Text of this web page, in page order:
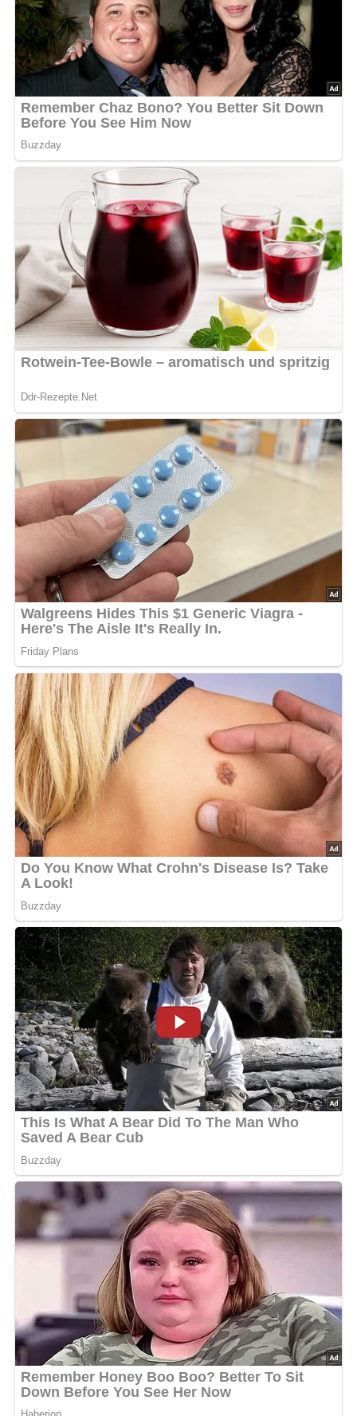
Die Pilze in Stücke schneiden und in Butter dünsten, bis
sie gar sind und das Wasser verdampft ist.
Die übrigen Gemüsearten in Salzwasser gesondert garen,
abgießen und mit den Pilzen und gewiegter Petersilie
mischen.
Die Lammkeule aus der Pfanne nehmen.
In dem Fett etwas Mehl bräunen, das Tomatenmark
dazugeben, mit ausreichend Wasser verrühren, aufkochen
lassen und die Soße auf dem Gemüse verteilen.
Die Keule aufschneiden und mit dem Gemüse und
Pellkartoffeln auftragen.
[Nach: Kochbuch für Pilzsammler » Verlag für die Frau, Leipzig, 1989]